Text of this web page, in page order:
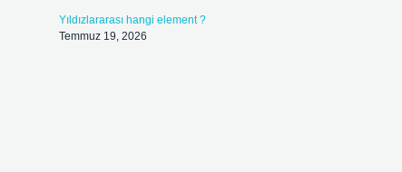
Yıldızlararası hangi element ?
Temmuz 19, 2026